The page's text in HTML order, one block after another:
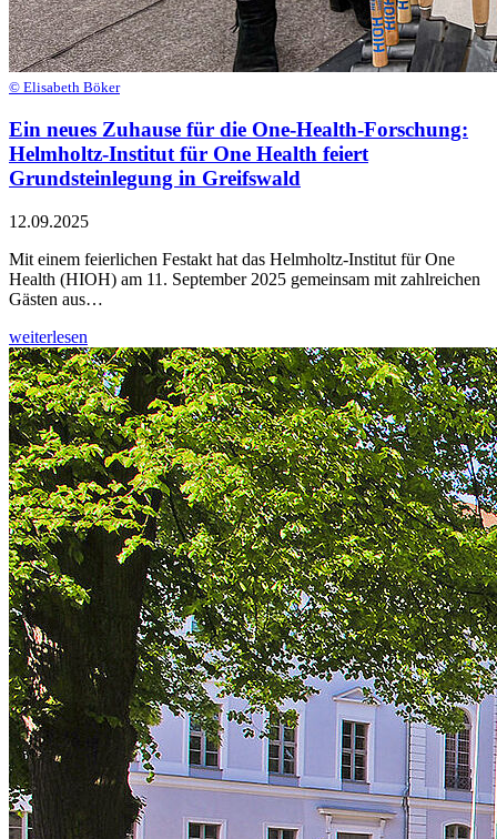
© Elisabeth Böker
Ein neues Zuhause für die One-Health-Forschung:
Helmholtz-Institut für One Health feiert
Grundsteinlegung in Greifswald
12.09.2025
Mit einem feierlichen Festakt hat das Helmholtz-Institut für One
Health (HIOH) am 11. September 2025 gemeinsam mit zahlreichen
Gästen aus…
weiterlesen